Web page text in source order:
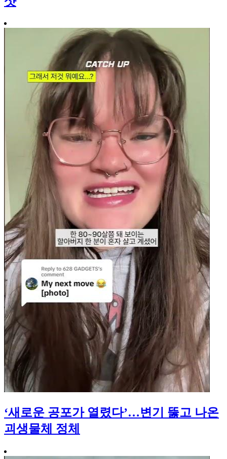
‘새로운 공포가 열렸다’…변기 뚫고 나온
괴생물체 정체